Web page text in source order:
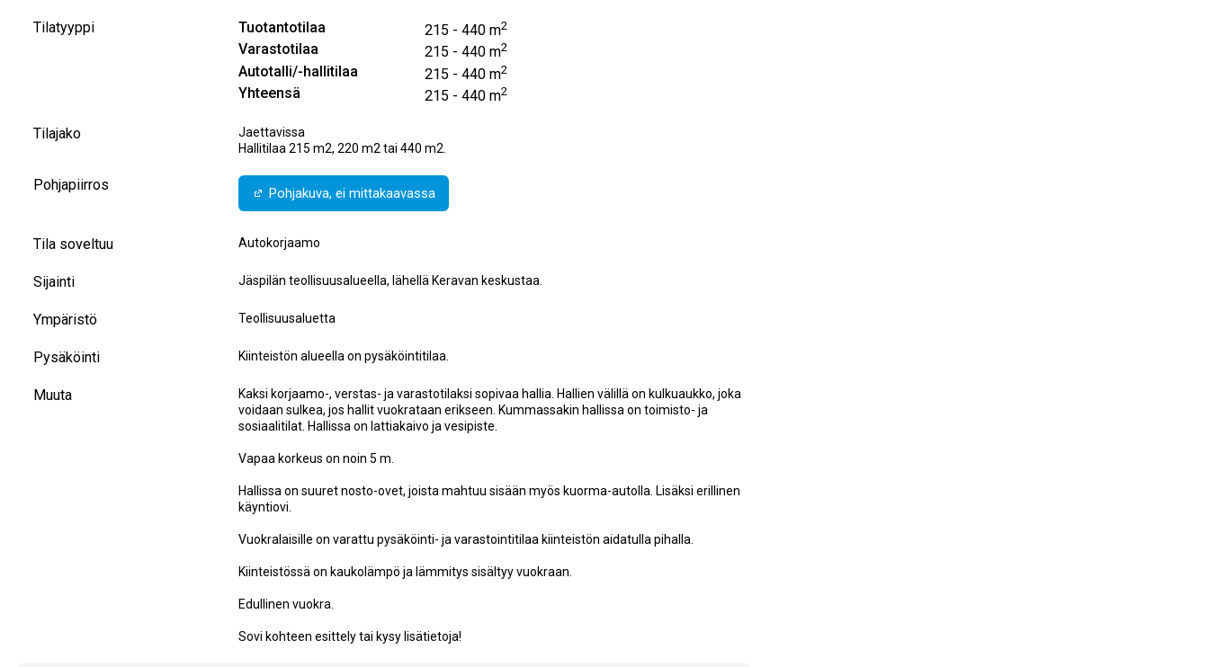
Tilatyyppi Tuotantotilaa 215 - 440 m2
Varastotilaa 215 - 440 m2
Autotalli/-hallitilaa 215 - 440 m2
Yhteensä 215 - 440 m2
Tilajako
Jaettavissa
Hallitilaa 215 m2, 220 m2 tai 440 m2.
Pohjapiirros Pohjakuva, ei mittakaavassa
Tila soveltuu Autokorjaamo
Sijainti Jäspilän teollisuusalueella, lähellä Keravan keskustaa.
Ympäristö Teollisuusaluetta
Pysäköinti Kiinteistön alueella on pysäköintitilaa.
Muuta
Kaksi korjaamo-, verstas- ja varastotilaksi sopivaa hallia. Hallien välillä on kulkuaukko, joka
voidaan sulkea, jos hallit vuokrataan erikseen. Kummassakin hallissa on toimisto- ja
sosiaalitilat. Hallissa on lattiakaivo ja vesipiste.
Vapaa korkeus on noin 5 m.
Hallissa on suuret nosto-ovet, joista mahtuu sisään myös kuorma-autolla. Lisäksi erillinen
käyntiovi.
Vuokralaisille on varattu pysäköinti- ja varastointitilaa kiinteistön aidatulla pihalla.
Kiinteistössä on kaukolämpö ja lämmitys sisältyy vuokraan.
Edullinen vuokra.
Sovi kohteen esittely tai kysy lisätietoja!